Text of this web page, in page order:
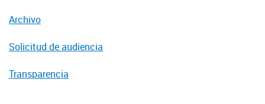
Archivo
Solicitud de audiencia
Transparencia